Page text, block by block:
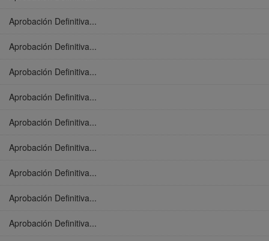
Aprobación Definitiva...
Aprobación Definitiva...
Aprobación Definitiva...
Aprobación Definitiva...
Aprobación Definitiva...
Aprobación Definitiva...
Aprobación Definitiva...
Aprobación Definitiva...
Aprobación Definitiva...